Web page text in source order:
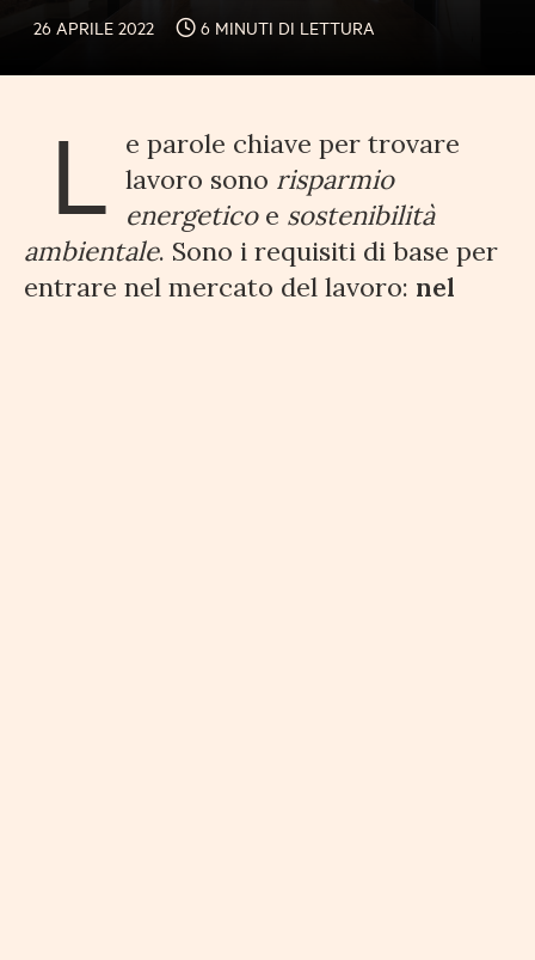
26 APRILE 2022 6 MINUTI DI LETTURA
L
e parole chiave per trovare
lavoro sono risparmio
energeticoe sostenibilità
ambientale. Sono i requisiti di base per
entrare nel mercato del lavoro: nel